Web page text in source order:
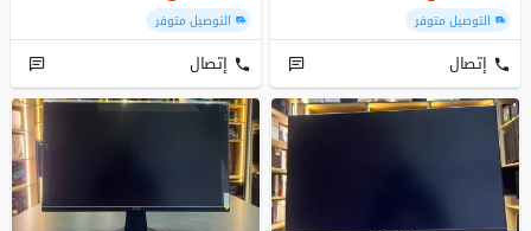
التوصيل متوفر
إتصال
التوصيل متوفر
إتصال